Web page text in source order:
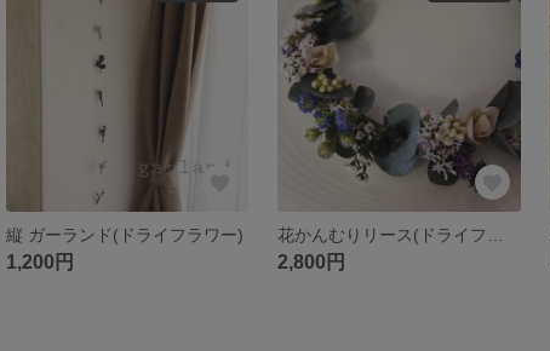
縦 ガーランド(ドライフラワー)
1,200円 2,800円